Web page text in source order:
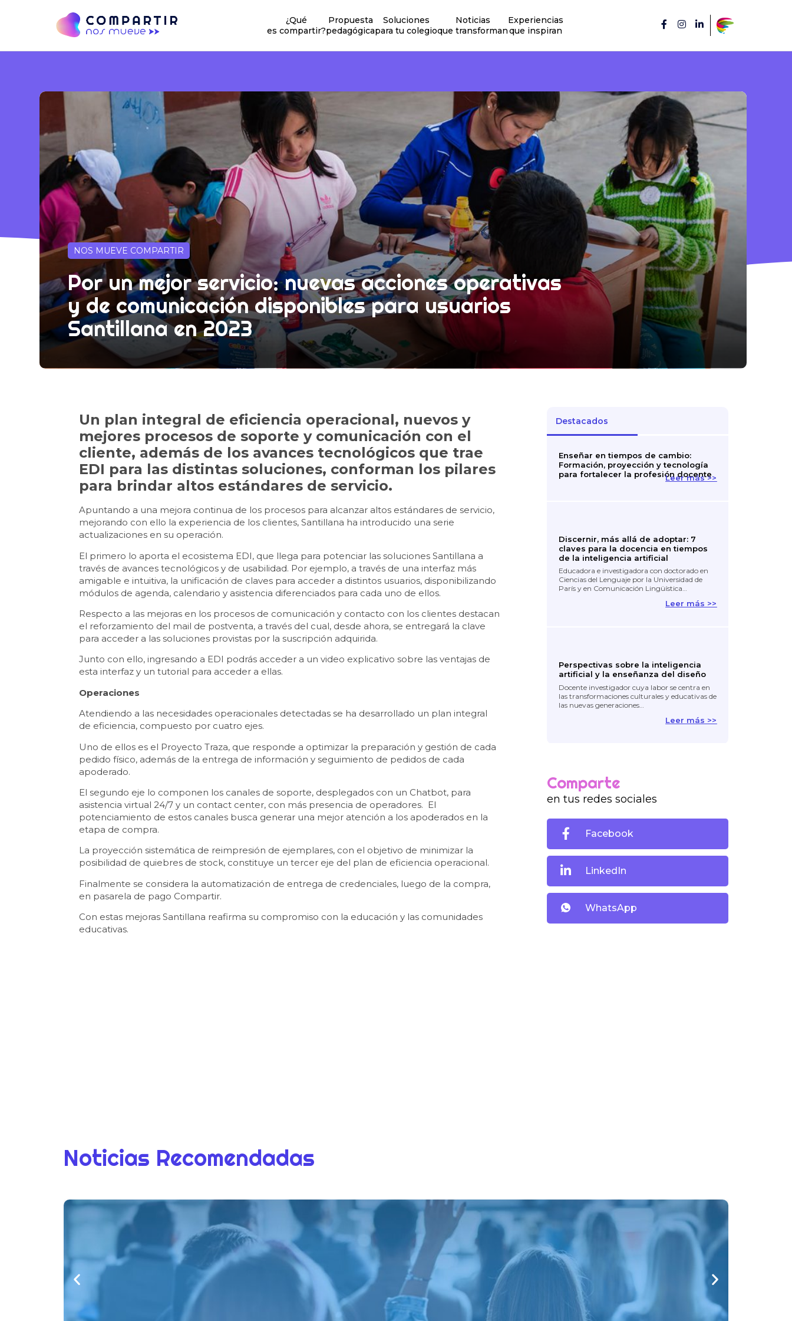
¿Qué
es compartir?
Propuesta
pedagógica
Soluciones
para tu colegio
Noticias
que transforman
Experiencias
que inspiran
NOS MUEVE COMPARTIR
Por un mejor servicio: nuevas acciones operativas
y de comunicación disponibles para usuarios
Santillana en 2023
Un plan integral de eficiencia operacional, nuevos y
mejores procesos de soporte y comunicación con el
cliente, además de los avances tecnológicos que trae
EDI para las distintas soluciones, conforman los pilares
para brindar altos estándares de servicio.
Apuntando a una mejora continua de los procesos para alcanzar altos estándares de servicio,
mejorando con ello la experiencia de los clientes, Santillana ha introducido una serie
actualizaciones en su operación.
El primero lo aporta el ecosistema EDI, que llega para potenciar las soluciones Santillana a
través de avances tecnológicos y de usabilidad. Por ejemplo, a través de una interfaz más
amigable e intuitiva, la unificación de claves para acceder a distintos usuarios, disponibilizando
módulos de agenda, calendario y asistencia diferenciados para cada uno de ellos.
Respecto a las mejoras en los procesos de comunicación y contacto con los clientes destacan
el reforzamiento del mail de postventa, a través del cual, desde ahora, se entregará la clave
para acceder a las soluciones provistas por la suscripción adquirida.
Junto con ello, ingresando a EDI podrás acceder a un video explicativo sobre las ventajas de
esta interfaz y un tutorial para acceder a ellas.
Operaciones
Atendiendo a las necesidades operacionales detectadas se ha desarrollado un plan integral
de eficiencia, compuesto por cuatro ejes.
Uno de ellos es el Proyecto Traza, que responde a optimizar la preparación y gestión de cada
pedido físico, además de la entrega de información y seguimiento de pedidos de cada
apoderado.
El segundo eje lo componen los canales de soporte, desplegados con un Chatbot, para
asistencia virtual 24/7 y un contact center, con más presencia de operadores. El
potenciamiento de estos canales busca generar una mejor atención a los apoderados en la
etapa de compra.
La proyección sistemática de reimpresión de ejemplares, con el objetivo de minimizar la
posibilidad de quiebres de stock, constituye un tercer eje del plan de eficiencia operacional.
Finalmente se considera la automatización de entrega de credenciales, luego de la compra,
en pasarela de pago Compartir.
Con estas mejoras Santillana reafirma su compromiso con la educación y las comunidades
educativas.
Destacados
Enseñar en tiempos de cambio:
Formación, proyección y tecnología
para fortalecer la profesión docente
Leer más >>
Discernir, más allá de adoptar: 7
claves para la docencia en tiempos
de la inteligencia artificial
Educadora e investigadora con doctorado en
Ciencias del Lenguaje por la Universidad de
París y en Comunicación Lingüística…
Leer más >>
Perspectivas sobre la inteligencia
artificial y la enseñanza del diseño
Docente investigador cuya labor se centra en
las transformaciones culturales y educativas de
las nuevas generaciones…
Leer más >>
Comparte
en tus redes sociales
Facebook
LinkedIn
WhatsApp
Noticias Recomendadas